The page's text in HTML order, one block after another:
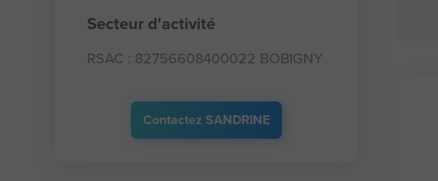
Secteur d'activité
RSAC : 82756608400022 BOBIGNY
Contactez SANDRINE